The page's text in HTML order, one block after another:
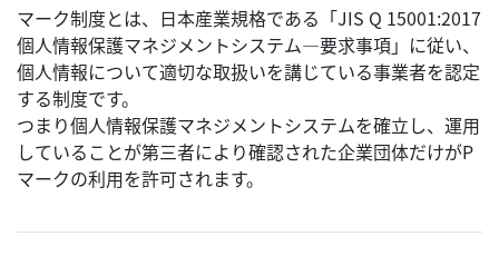
マーク制度とは、日本産業規格である「JIS Q 15001:2017
個人情報保護マネジメントシステム―要求事項」に従い、
個人情報について適切な取扱いを講じている事業者を認定
する制度です。
つまり個人情報保護マネジメントシステムを確立し、運用
していることが第三者により確認された企業団体だけがP
マークの利用を許可されます。